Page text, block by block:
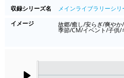
収録シリーズ名
メインライブラリーシリ
イメージ
故郷/癒し/安らぎ/爽や
季節/CM/イベント/子供/